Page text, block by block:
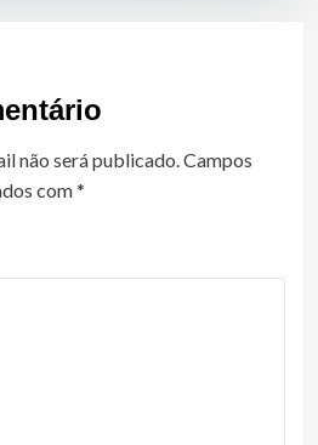
não será publicado. Campos
com*